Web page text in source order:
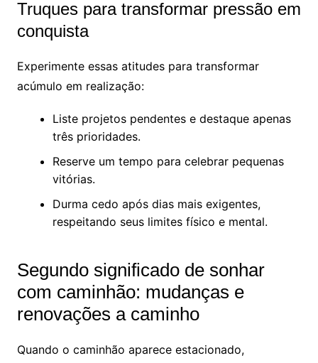
Truques para transformar pressão em
conquista
Experimente essas atitudes para transformar
acúmulo em realização:
Liste projetos pendentes e destaque apenas
três prioridades.
Reserve um tempo para celebrar pequenas
vitórias.
Durma cedo após dias mais exigentes,
respeitando seus limites físico e mental.
Segundo significado de sonhar
com caminhão: mudanças e
renovações a caminho
Quando o caminhão aparece estacionado,